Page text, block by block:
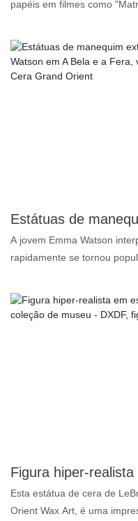
papéis em filmes como
personalidade simples.
dedicação à arte da
filantropia e gentileza. Em
A jovem Emma Watson
rapidamente se tornou
muitos fãs ao redor do
cera de outros fabricantes?
Bela? Entre em contato
Esta estátua de cera de
Orient Wax Art, é uma